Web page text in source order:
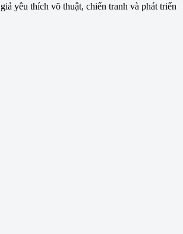
yêu thích võ thuật, chiến tranh và phát triển